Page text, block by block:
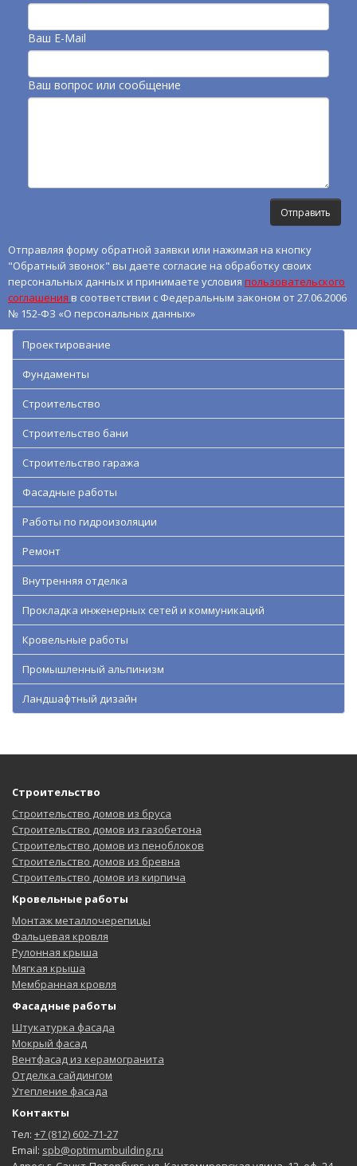
Ваш E-Mail
Ваш вопрос или сообщение
Отправляя форму обратной заявки или нажимая на кнопку
"Обратный звонок" вы даете согласие на обработку своих
персональных данных и принимаете условия пользовательского
соглашения в соответствии с Федеральным законом от 27.06.2006
№ 152-ФЗ «О персональных данных»
Проектирование
Фундаменты
Строительство
Строительство бани
Строительство гаража
Фасадные работы
Работы по гидроизоляции
Ремонт
Внутренняя отделка
Прокладка инженерных сетей и коммуникаций
Кровельные работы
Промышленный альпинизм
Ландшафтный дизайн
Строительство
Строительство домов из бруса
Строительство домов из газобетона
Строительство домов из пеноблоков
Строительство домов из бревна
Строительство домов из кирпича
Кровельные работы
Монтаж металлочерепицы
Фальцевая кровля
Рулонная крыша
Мягкая крыша
Мембранная кровля
Фасадные работы
Штукатурка фасада
Мокрый фасад
Вентфасад из керамогранита
Отделка сайдингом
Утепление фасада
Контакты
Тел: +7 (812) 602-71-27
Email: spb@optimumbuilding.ru